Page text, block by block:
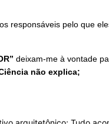
responsáveis pelo que
deixam-me à vontade
não explica;